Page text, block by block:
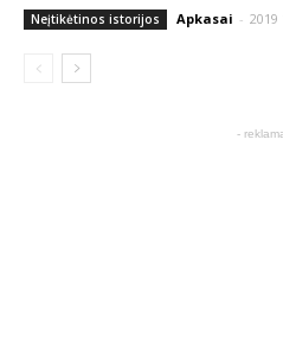
Neįtikėtinos istorijos Apkasai - 2019
-